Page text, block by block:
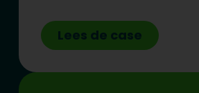
Lees de case